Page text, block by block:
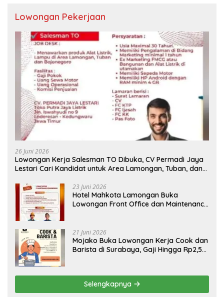
Lowongan Pekerjaan
26 Juni 2026
Lowongan Kerja Salesman TO Dibuka, CV Permadi Jaya
Lestari Cari Kandidat untuk Area Lamongan, Tuban, dan
23 Juni 2026
Hotel Mahkota Lamongan Buka
Lowongan Front Office dan Maintenance
21 Juni 2026
Mojako Buka Lowongan Kerja Cook dan
Barista di Surabaya, Gaji Hingga Rp2,5
Selengkapnya